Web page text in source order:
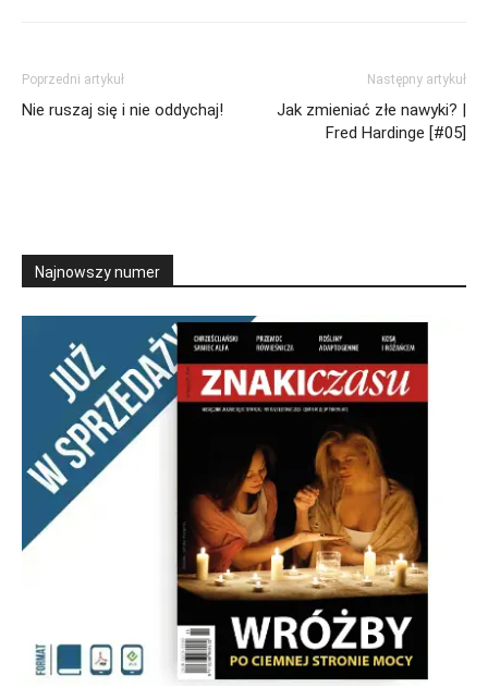
Poprzedni artykuł
Nie ruszaj się i nie oddychaj!
Następny artykuł
Jak zmieniać złe nawyki? |
Fred Hardinge [#05]
Najnowszy numer